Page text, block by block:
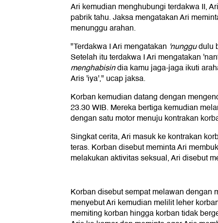
Ari kemudian menghubungi terdakwa II,
pabrik tahu. Jaksa mengatakan Ari
menunggu arahan.
"Terdakwa I Ari mengatakan 'nunggudulu
Setelah itu terdakwa I Ari mengatakan
menghabisindia kamu jaga-jaga ikuti
Aris 'iya'," ucap jaksa.
Korban kemudian datang dengan
23.30 WIB. Mereka bertiga kemudian
dengan satu motor menuju kontrakan
Singkat cerita, Ari masuk ke kontrakan
teras. Korban disebut meminta Ari
melakukan aktivitas seksual, Ari disebut
Korban disebut sempat melawan dengan
menyebut Ari kemudian melilit leher
memiting korban hingga korban tidak